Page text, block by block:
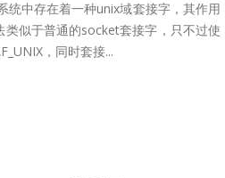
统中存在着一种unix域套接字，其作用
似于普通的socket套接字，只不过使
，同时套接...